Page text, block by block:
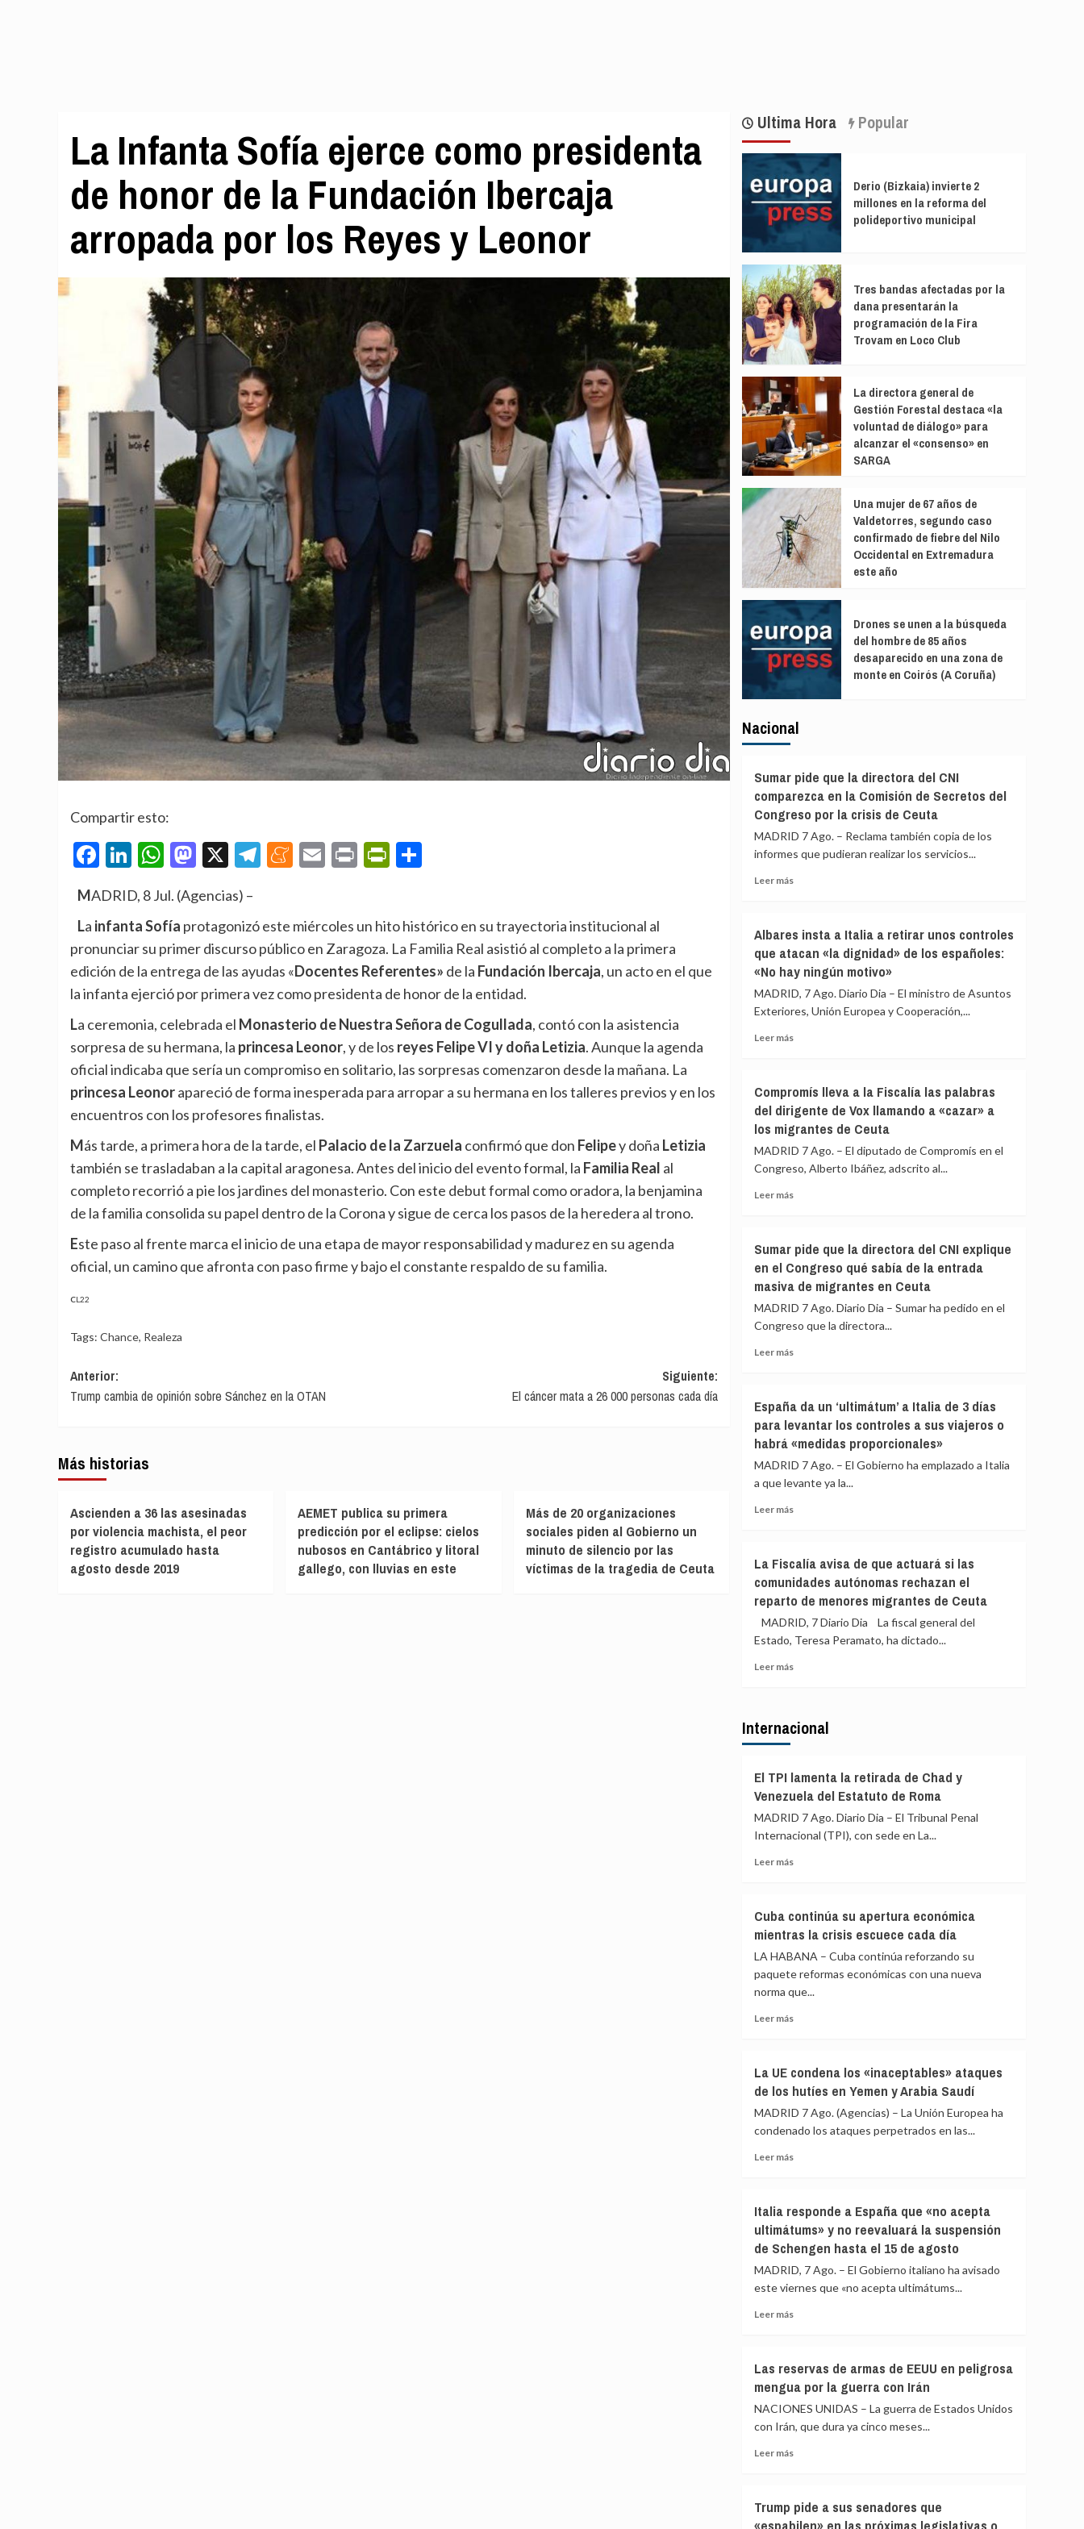
La Infanta Sofía ejerce como presidenta
de honor de la Fundación Ibercaja
arropada por los Reyes y Leonor
Compartir esto:
Facebook
LinkedIn
WhatsApp
Mastodon
X Telegram
Meneame
EmailPrintPrintFriendly
MADRID, 8 Jul. (Agencias) –
La infanta Sofía protagonizó este miércoles un hito histórico en su trayectoria institucional al
pronunciar su primer discurso público en Zaragoza. La Familia Real asistió al completo a la primera
edición de la entrega de las ayudas «Docentes Referentes» de la Fundación Ibercaja, un acto en el que
la infanta ejerció por primera vez como presidenta de honor de la entidad.
La ceremonia, celebrada el Monasterio de Nuestra Señora de Cogullada, contó con la asistencia
sorpresa de su hermana, la princesa Leonor, y de los reyes Felipe VI y doña Letizia. Aunque la agenda
oficial indicaba que sería un compromiso en solitario, las sorpresas comenzaron desde la mañana. La
princesa Leonorapareció de forma inesperada para arropar a su hermana en los talleres previos y en los
encuentros con los profesores finalistas.
Más tarde, a primera hora de la tarde, el Palacio de la Zarzuela confirmó que don Felipey doña Letizia
también se trasladaban a la capital aragonesa. Antes del inicio del evento formal, la Familia Real al
completo recorrió a pie los jardines del monasterio. Con este debut formal como oradora, la benjamina
de la familia consolida su papel dentro de la Corona y sigue de cerca los pasos de la heredera al trono.
Este paso al frente marca el inicio de una etapa de mayor responsabilidad y madurez en su agenda
oficial, un camino que afronta con paso firme y bajo el constante respaldo de su familia.
CL22
Tags: Chance, Realeza
Navegación
de
Anterior:
Trump cambia de opinión sobre Sánchez en la OTAN
Siguiente:
El cáncer mata a 26 000 personas cada día
Más historias
Ascienden a 36 las asesinadas
por violencia machista, el peor
registro acumulado hasta
agosto desde 2019
AEMET publica su primera
predicción por el eclipse: cielos
nubosos en Cantábrico y litoral
gallego, con lluvias en este
Más de 20 organizaciones
sociales piden al Gobierno un
minuto de silencio por las
víctimas de la tragedia de Ceuta
Ultima Hora Popular
Derio (Bizkaia) invierte 2
millones en la reforma del
polideportivo municipal
Tres bandas afectadas por la
dana presentarán la
programación de la Fira
Trovam en Loco Club
La directora general de
Gestión Forestal destaca «la
voluntad de diálogo» para
alcanzar el «consenso» en
SARGA
Una mujer de 67 años de
Valdetorres, segundo caso
confirmado de fiebre del Nilo
Occidental en Extremadura
este año
Drones se unen a la búsqueda
del hombre de 85 años
desaparecido en una zona de
monte en Coirós (A Coruña)
Nacional
Sumar pide que la directora del CNI
comparezca en la Comisión de Secretos del
Congreso por la crisis de Ceuta
MADRID 7 Ago. – Reclama también copia de los
informes que pudieran realizar los servicios...
Leer másLeer
pide
que
la
del
CNI
de
Secretos
del
Congreso
por
la
de
Albares insta a Italia a retirar unos controles
que atacan «la dignidad» de los españoles:
«No hay ningún motivo»
MADRID, 7 Ago. Diario Dia – El ministro de Asuntos
Exteriores, Unión Europea y Cooperación,...
Leer másLeer
insta
a
Italia
retirar
unos
dignidad»
de
los
españoles:
«No
hay
motivo»
Compromís lleva a la Fiscalía las palabras
del dirigente de Vox llamando a «cazar» a
los migrantes de Ceuta
MADRID 7 Ago. – El diputado de Compromís en el
Congreso, Alberto Ibáñez, adscrito al...
Leer másLeer
lleva
a
la
las
palabras
llamando
a
«cazar»
los
migrantes
Ceuta
Sumar pide que la directora del CNI explique
en el Congreso qué sabía de la entrada
masiva de migrantes en Ceuta
MADRID 7 Ago. Diario Dia – Sumar ha pedido en el
Congreso que la directora...
Leer másLeer
pide
que
la
del
CNI
qué
sabía
entrada
masiva
migrantes
España da un ‘ultimátum’ a Italia de 3 días
para levantar los controles a sus viajeros o
habrá «medidas proporcionales»
MADRID 7 Ago. – El Gobierno ha emplazado a Italia
a que levante ya la...
Leer másLeer
da
un
‘ultimátum’
Italia
de
los
controles
viajeros
o
habrá
«medidas
proporcionales»
La Fiscalía avisa de que actuará si las
comunidades autónomas rechazan el
reparto de menores migrantes de Ceuta
MADRID, 7 Diario Dia La fiscal general del
Estado, Teresa Peramato, ha dictado...
Leer másLeer
Fiscalía
que
si
las
comunidades
rechazan
menores
migrantes
de
Ceuta
Internacional
El TPI lamenta la retirada de Chad y
Venezuela del Estatuto de Roma
MADRID 7 Ago. Diario Dia – El Tribunal Penal
Internacional (TPI), con sede en La...
Leer másLeer
TPI
lamenta
la
de
Chad
de
Roma
Cuba continúa su apertura económica
mientras la crisis escuece cada día
LA HABANA – Cuba continúa reforzando su
paquete reformas económicas con una nueva
norma que...
Leer másLeer
continúa
su
apertura
mientras
la
día
La UE condena los «inaceptables» ataques
de los hutíes en Yemen y Arabia Saudí
MADRID 7 Ago. (Agencias) – La Unión Europea ha
condenado los ataques perpetrados en las...
Leer másLeer
UE
condena
los
ataques
de
y
Arabia
Italia responde a España que «no acepta
ultimátums» y no reevaluará la suspensión
de Schengen hasta el 15 de agosto
MADRID, 7 Ago. – El Gobierno italiano ha avisado
este viernes que «no acepta ultimátums...
Leer másLeer
responde
a
España
«no
acepta
reevaluará
la
Las reservas de armas de EEUU en peligrosa
mengua por la guerra con Irán
NACIONES UNIDAS – La guerra de Estados Unidos
con Irán, que dura ya cinco meses...
Leer másLeer
reservas
Trump pide a sus senadores que
«espabilen» en las próximas legislativas o